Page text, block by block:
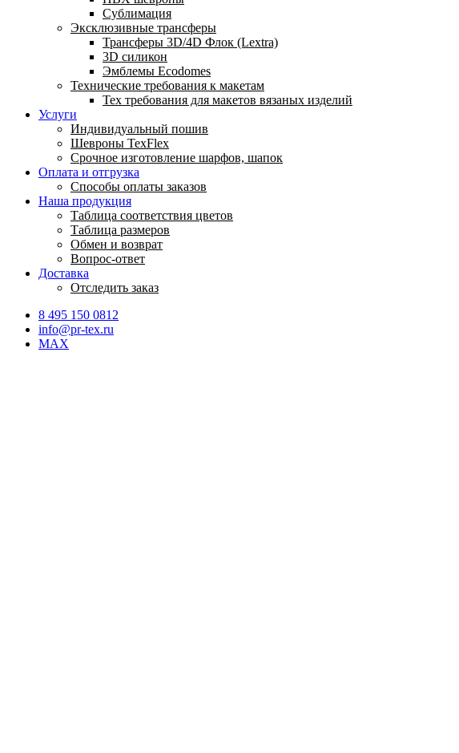
Сублимация
Эксклюзивные трансферы
Трансферы 3D/4D Флок (Lextra)
3D силикон
Эмблемы Ecodomes
Технические требования к макетам
Тех требования для макетов вязаных изделий
Услуги
Индивидуальный пошив
Шевроны TexFlex
Срочное изготовление шарфов, шапок
Оплата и отгрузка
Способы оплаты заказов
Наша продукция
Таблица соответствия цветов
Таблица размеров
Обмен и возврат
Вопрос-ответ
Доставка
Отследить заказ
8 495 150 0812
info@pr-tex.ru
MAX